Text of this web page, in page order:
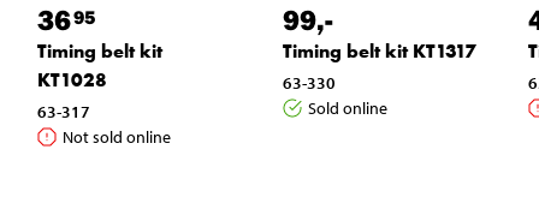
3695
Timing belt kit
KT1028
63-317
Not sold online
99,-
Timing belt kit KT1317
63-330
Sold online